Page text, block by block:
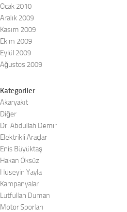
Ocak 2010
Aralık 2009
Kasım 2009
Ekim 2009
Eylül 2009
Ağustos 2009
Kategoriler
Akaryakıt
Diğer
Dr. Abdullah Demir
Elektrikli Araçlar
Enis Büyüktaş
Hakan Öksüz
Hüseyin Yayla
Kampanyalar
Lutfullah Duman
Motor Sporları